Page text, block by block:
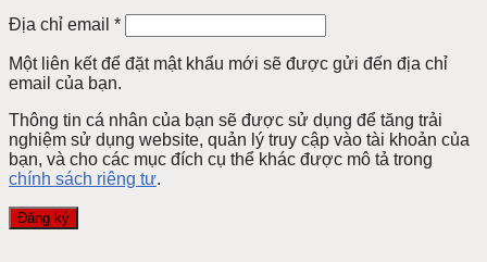
Địa chỉ email *
Một liên kết để đặt mật khẩu mới sẽ được gửi đến địa chỉ
email của bạn.
Thông tin cá nhân của bạn sẽ được sử dụng để tăng trải
nghiệm sử dụng website, quản lý truy cập vào tài khoản của
bạn, và cho các mục đích cụ thể khác được mô tả trong
chính sách riêng tư.
Đăng ký